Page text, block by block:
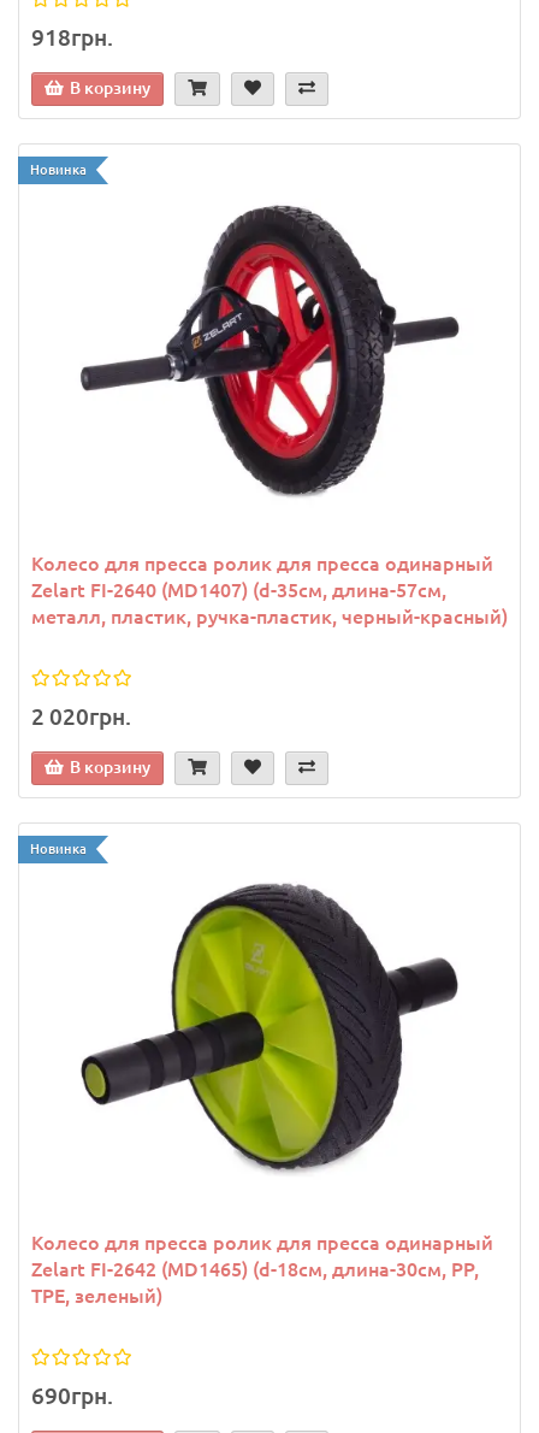
918грн.
В корзину
Новинка
Колесо для пресса ролик для пресса одинарный
Zelart FI-2640 (MD1407) (d-35см, длина-57см,
металл, пластик, ручка-пластик, черный-красный)
2 020грн.
В корзину
Новинка
Колесо для пресса ролик для пресса одинарный
Zelart FI-2642 (MD1465) (d-18см, длина-30см, PP,
TPE, зеленый)
690грн.